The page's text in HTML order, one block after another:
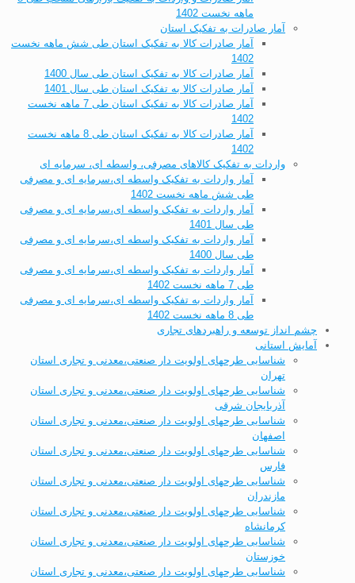
ماهه نخست 1402
آمار صادرات به تفکیک استان
آمار صادرات کالا به تفکیک استان طی شش ماهه نخست
1402
آمار صادرات کالا به تفکیک استان طی سال 1400
آمار صادرات کالا به تفکیک استان طی سال 1401
آمار صادرات کالا به تفکیک استان طی 7 ماهه نخست
1402
آمار صادرات کالا به تفکیک استان طی 8 ماهه نخست
1402
واردات به تفکیک کالاهای مصرفی، واسطه ای، سرمایه ای
آمار واردات به تفکیک واسطه ای،سرمایه ای و مصرفی
طی شش ماهه نخست 1402
آمار واردات به تفکیک واسطه ای،سرمایه ای و مصرفی
طی سال 1401
آمار واردات به تفکیک واسطه ای،سرمایه ای و مصرفی
طی سال 1400
آمار واردات به تفکیک واسطه ای،سرمایه ای و مصرفی
طی 7 ماهه نخست 1402
آمار واردات به تفکیک واسطه ای،سرمایه ای و مصرفی
طی 8 ماهه نخست 1402
چشم انداز توسعه و راهبردهای تجاری
آمایش استانی
شناسایی طرحهای اولویت دار صنعتی،معدنی و تجاری استان
تهران
شناسایی طرحهای اولویت دار صنعتی،معدنی و تجاری استان
آذربایجان شرقی
شناسایی طرحهای اولویت دار صنعتی،معدنی و تجاری استان
اصفهان
شناسایی طرحهای اولویت دار صنعتی،معدنی و تجاری استان
فارس
شناسایی طرحهای اولویت دار صنعتی،معدنی و تجاری استان
مازندران
شناسایی طرحهای اولویت دار صنعتی،معدنی و تجاری استان
کرمانشاه
شناسایی طرحهای اولویت دار صنعتی،معدنی و تجاری استان
خوزستان
شناسایی طرحهای اولویت دار صنعتی،معدنی و تجاری استان